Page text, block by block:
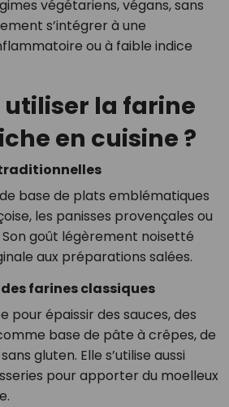
végétariens, végans, sans
s’intégrer à une
ou à faible indice
la farine
en cuisine ?
base de plats emblématiques
les panisses provençales ou
Son goût légèrement noisetté
aux préparations salées.
farines classiques
pour épaissir des sauces, des
base de pâte à crêpes, de
gluten. Elle s’utilise aussi
pour apporter du moelleux